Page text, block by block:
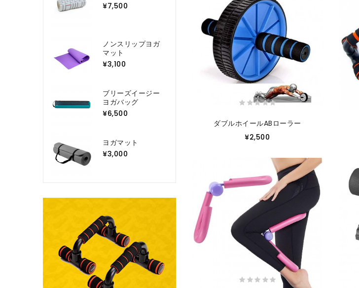
¥7,500
ノンスリップヨガ
マット
¥3,100
ブリーズイージー
ヨガバッグ
¥6,500
ヨガマット
¥3,000
ダブルホイールABローラー
¥2,500